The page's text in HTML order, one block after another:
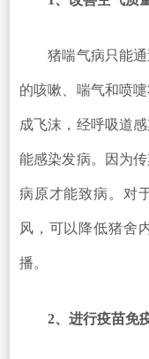
猪喘气病只能通
的咳嗽、喘气和喷
成飞沫，经呼吸道
能感染发病。因为
病原才能致病。对
风，可以降低猪舍
播。
2、进行疫苗